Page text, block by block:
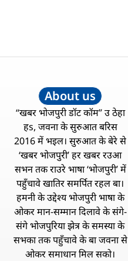
About us
“खबर भोजपुरी डॉट कॉम” उ ठेहा
हs, जवना के सुरुआत बरिस
2016 में भइल। सुरुआत के बेरे से
‘खबर भोजपुरी’ हर खबर रउआ
सभन तक राउरे भाषा ‘भोजपुरी’ में
पहुँचावे खातिर समर्पित रहल बा।
हमनी के उद्देश्य भोजपुरी भाषा के
ओकर मान-सम्मान दिलावे के संगे-
संगे भोजपुरिया झेत्र के समस्या के
सभका तक पहुँचावे के बा जवना से
ओकर समाधान मिल सको।